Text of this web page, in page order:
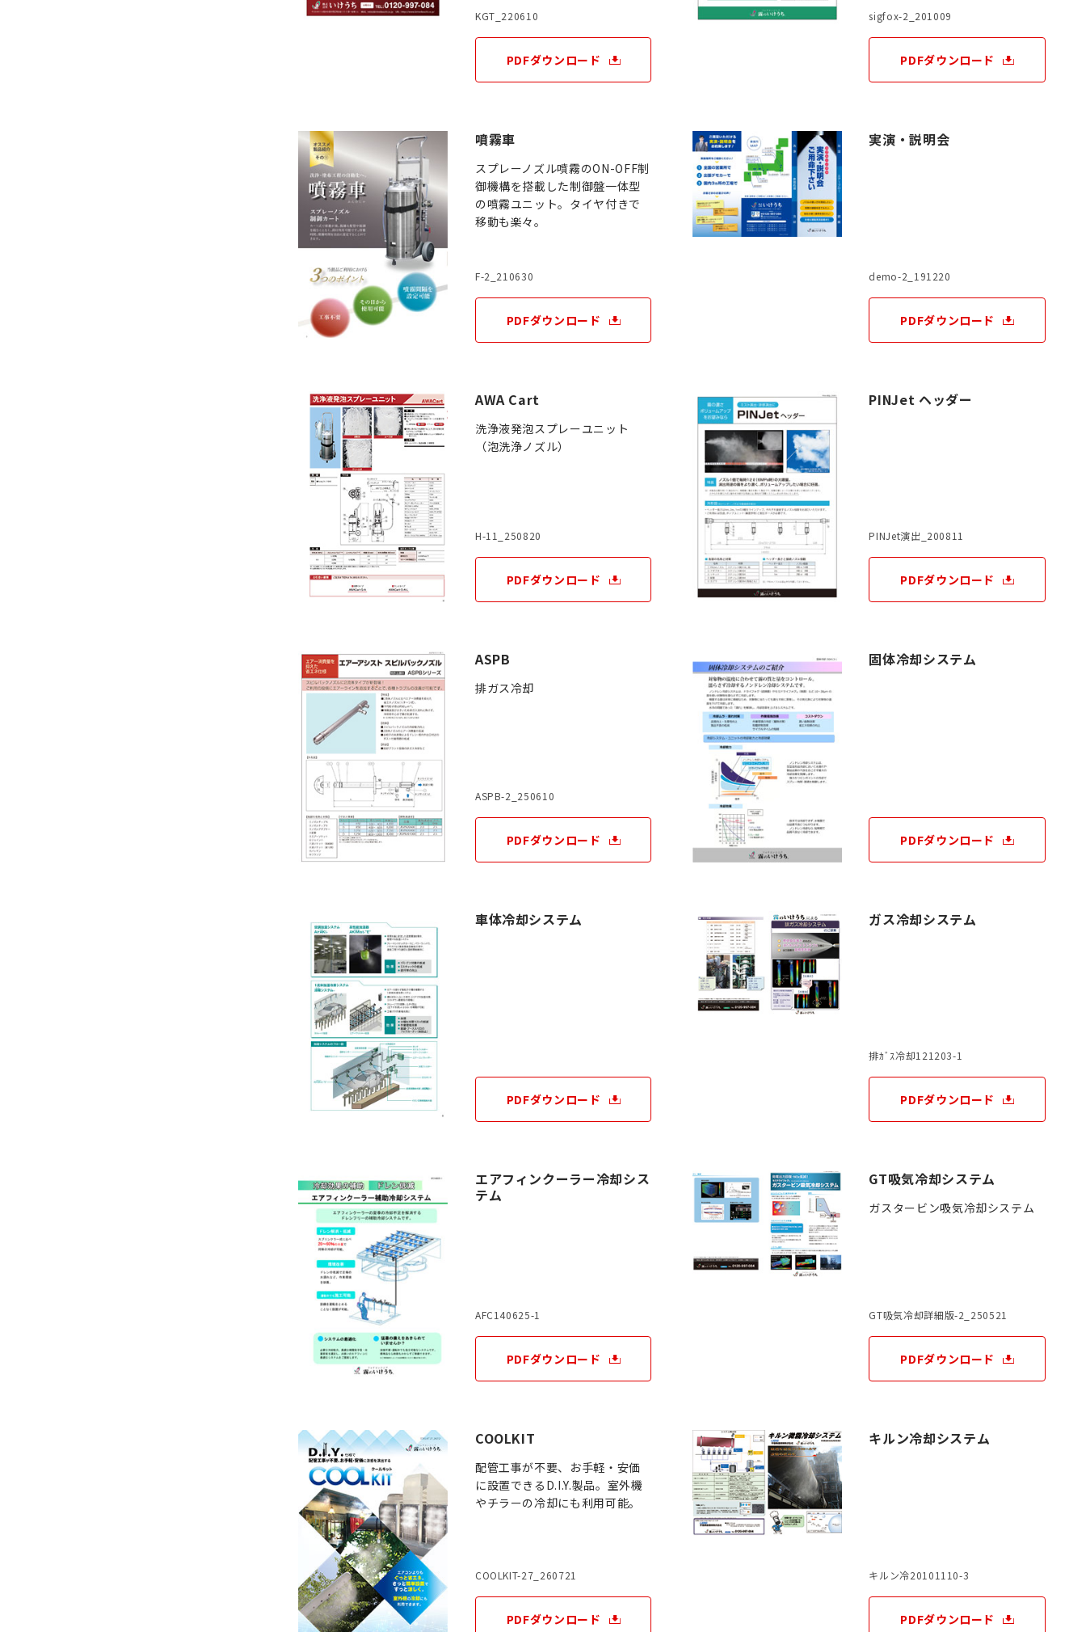
KGT_220610
PDFダウンロード
sigfox-2_201009
PDFダウンロード
噴霧車
スプレーノズル噴霧のON-OFF制
御機構を搭載した制御盤一体型
の噴霧ユニット。タイヤ付きで
移動も楽々。
F-2_210630
PDFダウンロード
実演・説明会
demo-2_191220
PDFダウンロード
AWA Cart
洗浄液発泡スプレーユニット
（泡洗浄ノズル）
H-11_250820
PDFダウンロード
PINJet ヘッダー
PINJet演出_200811
PDFダウンロード
ASPB
排ガス冷却
ASPB-2_250610
PDFダウンロード
固体冷却システム
PDFダウンロード
車体冷却システム
PDFダウンロード
ガス冷却システム
排ｶﾞｽ冷却121203-1
PDFダウンロード
エアフィンクーラー冷却シス
テム
AFC140625-1
PDFダウンロード
GT吸気冷却システム
ガスタービン吸気冷却システム
GT吸気冷却詳細版-2_250521
PDFダウンロード
COOLKIT
配管工事が不要、お手軽・安価
に設置できるD.I.Y.製品。室外機
やチラーの冷却にも利用可能。
COOLKIT-27_260721
PDFダウンロード
キルン冷却システム
キルン冷20101110-3
PDFダウンロード